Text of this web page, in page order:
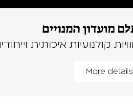
קולנועיות איכותית
More details